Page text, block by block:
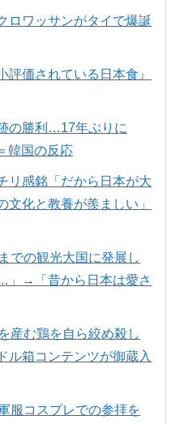
ロワッサンがタイで爆誕
評価されている日本食』
の勝利…17年ぶりに
韓国の反応
リ感銘「だから日本が大
文化と教養が羨ましい」
での観光大国に発展し
」→「昔から日本は愛さ
産む鶏を自ら絞め殺し
ル箱コンテンツが御蔵入
服コスプレでの参拝を